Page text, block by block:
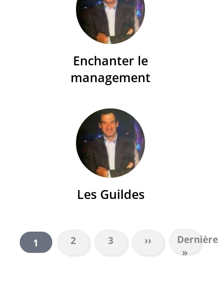
Enchanter le
management
Les Guildes
PAGINATION
Page
courante
1 Page
2 Page
3
Page
suivante
››
Dernière
page
Dernière
»